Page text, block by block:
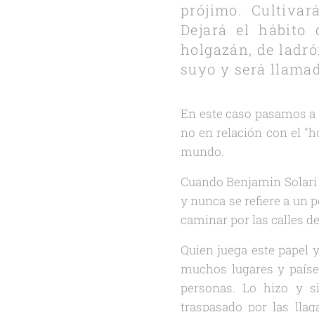
prójimo.
Dejará el hábito
holgazán, de
suyo y será
En este caso pasamos
no en relación con el
mundo.
Cuando Benjamin
y nunca se refiere a un
caminar por las calles
Quien juega este papel
muchos lugares y
personas. Lo hizo y
traspasado por las